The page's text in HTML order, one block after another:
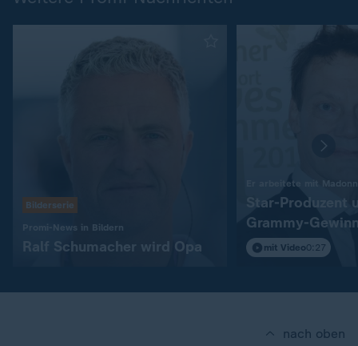
Bilderserie
Promi-News in Bildern
Ralf Schumacher wird Opa
Er arbeitete mit
Star-Produzent
Grammy-
Orbit gestorben
mit Video0:27
nach oben